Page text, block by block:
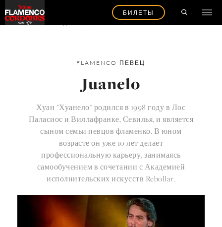
БИЛЕТЫ
ВЕРНУТЬСЯ К ХУДОЖНИКАМ
FLAMENCO ПЕВЕЦ
Juanelo
Хуан "Хуанело" родился в 1998 году в Лос
Паласиос и Виллафранке, Севилья, и является
сыном семьи певцов фламенко. В юном
возрасте он уже 10 лет делает
профессиональную карьеру, занимаясь
самообучением в сочетании с Академией
исполнительских искусств Rebollar.